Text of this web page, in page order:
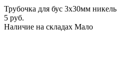
Трубочка для бус 3х30мм
5 руб.
Наличие на складах Мало